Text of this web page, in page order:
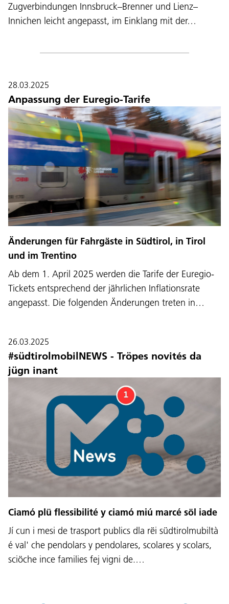
Lingaz:
DEU
ITA LAD ENG
Impressum Privacy e Cookie Policy
Cundizions de nuzeda Reclamaziuns
Jobs
Zugverbindungen Innsbruck–Brenner und Lienz–
Innichen leicht angepasst, im Einklang mit der…
28.03.2025
Anpassung der Euregio-Tarife
Änderungen für Fahrgäste in Südtirol, in Tirol
und im Trentino
Ab dem 1. April 2025 werden die Tarife der Euregio-
Tickets entsprechend der jährlichen Inflationsrate
angepasst. Die folgenden Änderungen treten in…
26.03.2025
#südtirolmobilNEWS - Tröpes novités da
jügn inant
Ciamó plü flessibilité y ciamó miú marcé söl iade
Jí cun i mesi de trasport publics dla rëi südtirolmubiltà
é val' che pendolars y pendolares, scolares y scolars,
sciöche ince families fej vigni de.…